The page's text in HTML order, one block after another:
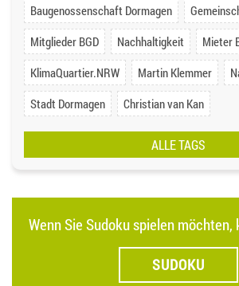
Baugenossenschaft Dormagen
Mitglieder BGD
Nachhaltigkeit
Mieter
KlimaQuartier.NRW
Martin Klemmer
Stadt Dormagen
Christian van Kan
ALLE TAGS
Wenn Sie Sudoku spielen möchten,
SUDOKU